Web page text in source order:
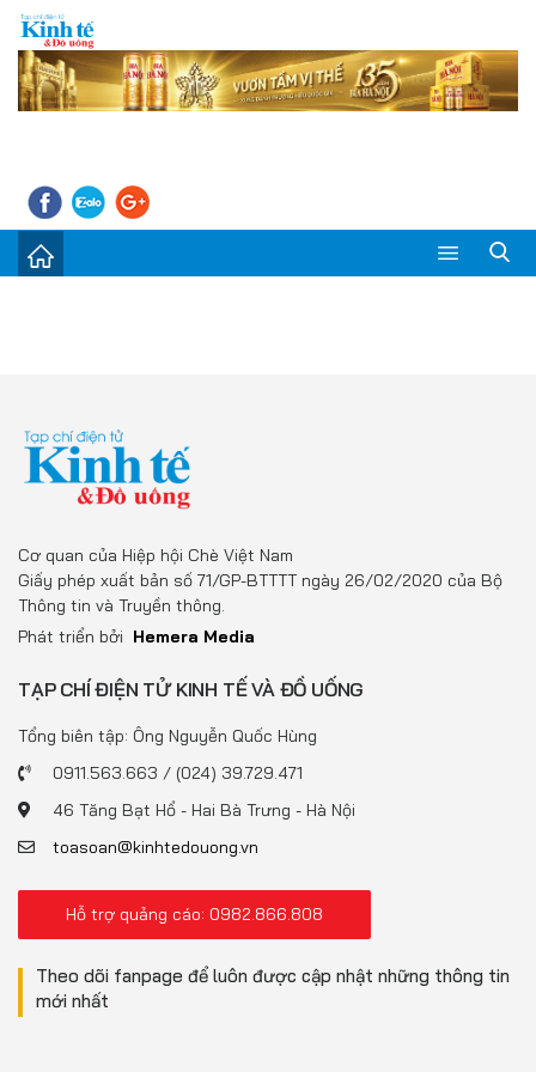
Thị trường
Doanh nghiệp – Doanh nhân
Đồ uống
Pháp luật
Multimedia
Cơ quan của Hiệp hội Chè Việt Nam
Giấy phép xuất bản số 71/GP-BTTTT ngày 26/02/2020 của Bộ
Thông tin và Truyền thông.
Phát triển bởi Hemera Media
TẠP CHÍ ĐIỆN TỬ KINH TẾ VÀ ĐỒ UỐNG
Tổng biên tập: Ông Nguyễn Quốc Hùng
0911.563.663 / (024) 39.729.471
46 Tăng Bạt Hổ - Hai Bà Trưng - Hà Nội
toasoan@kinhtedouong.vn
Hỗ trợ quảng cáo: 0982.866.808
Theo dõi fanpage để luôn được cập nhật những thông tin
mới nhất